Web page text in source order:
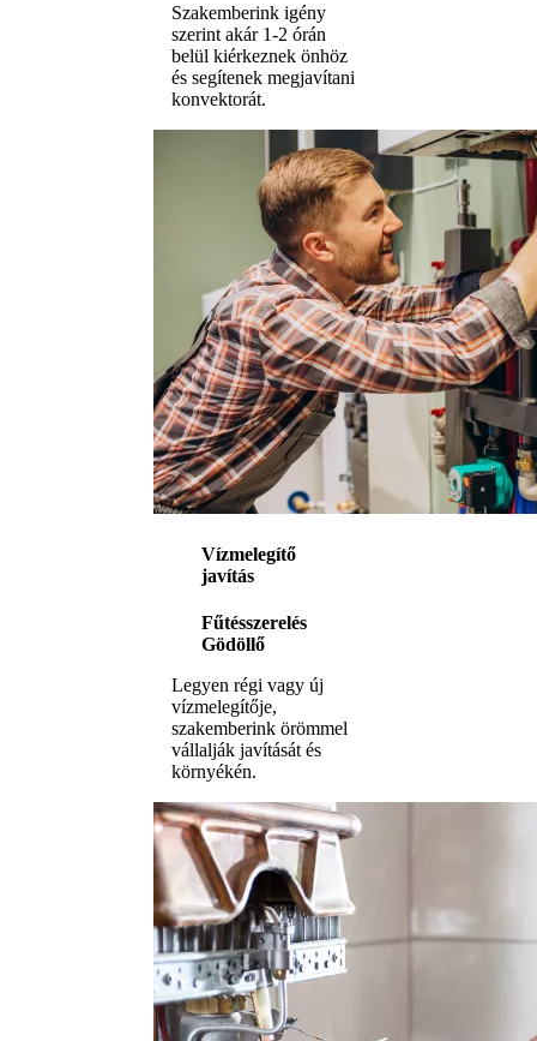
Szakemberink igény
szerint akár 1-2 órán
belül kiérkeznek önhöz
és segítenek megjavítani
konvektorát.
Vízmelegítő
javítás
Fűtésszerelés
Gödöllő
Legyen régi vagy új
vízmelegítője,
szakemberink örömmel
vállalják javítását és
környékén.